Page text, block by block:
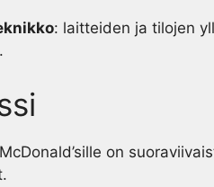
: laitteiden ja tilojen
on